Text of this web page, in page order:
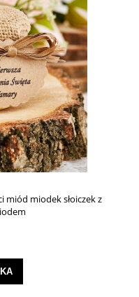
miód miodek słoiczek z